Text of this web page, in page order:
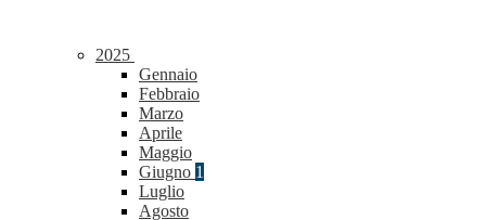
2025
Gennaio
Febbraio
Marzo
Aprile
Maggio
Giugno 1
Luglio
Agosto